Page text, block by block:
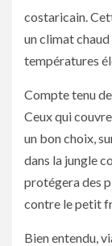
costaricain.
un climat chaud
températures
Compte tenu
Ceux qui
un bon choix,
dans la jungle
protégera des
contre le petit
Bien entendu,